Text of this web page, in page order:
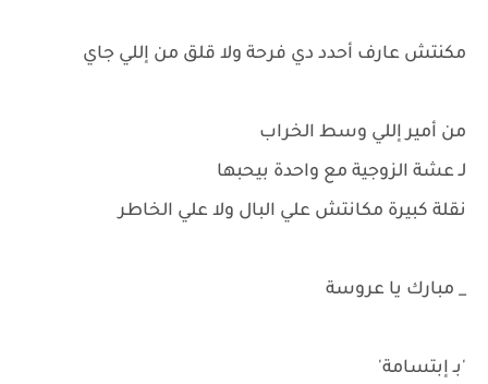
مكنتش عارف أحدد دي فرحة ولا قلق من إللي جاي
من أمير إللي وسط الخراب
لـ عشة الزوجية مع واحدة بيحبها
نقلة كبيرة مكانتش علي البال ولا علي الخاطر
_ مبارك يا عروسة
'بـ إبتسامة'